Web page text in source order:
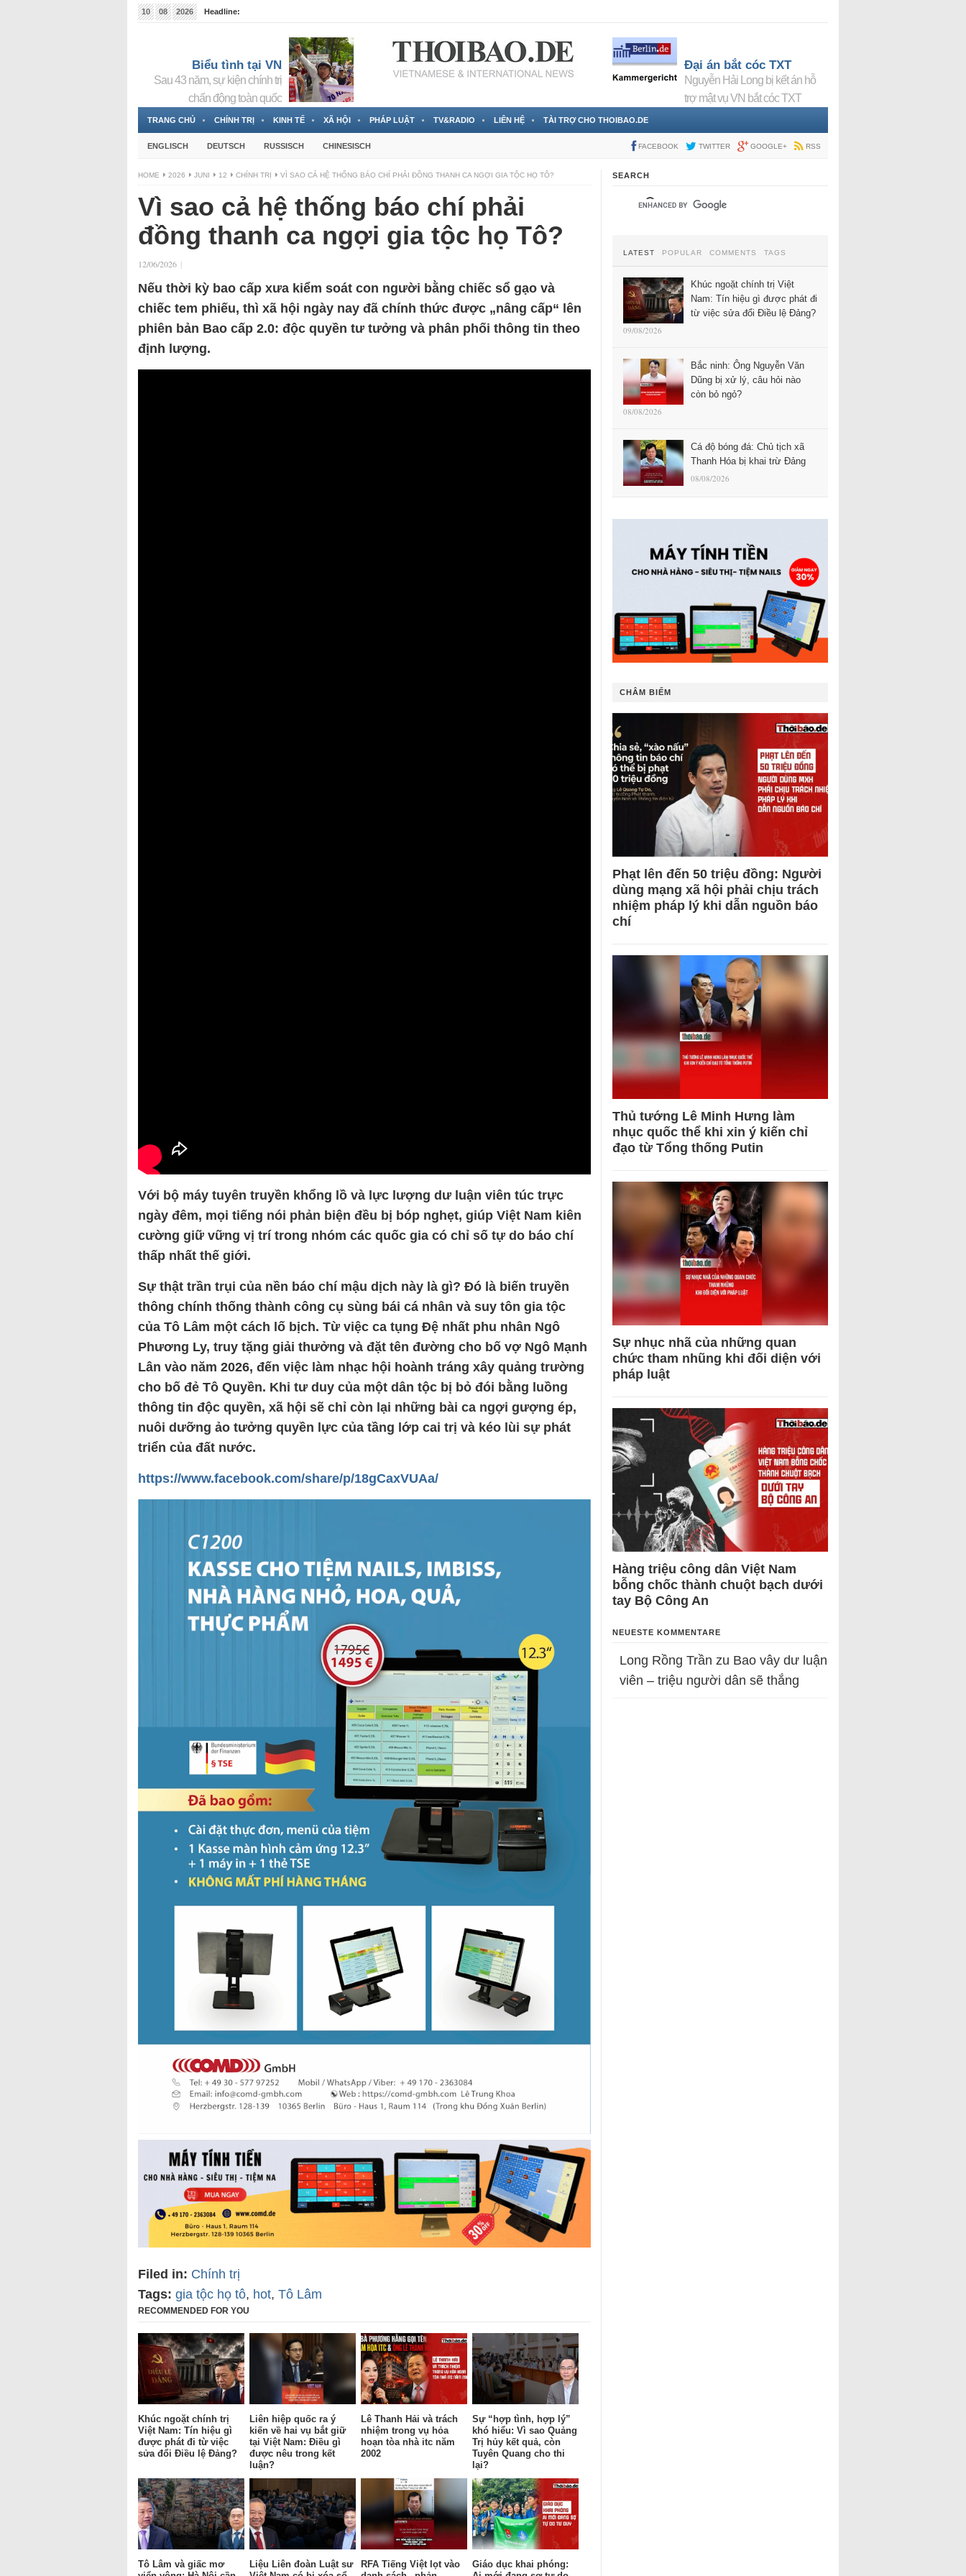
10 08 2026
Headline:
Biểu tình tại VN
Sau 43 năm, sự kiện chính trị
chấn động toàn quốc
Đại án bắt cóc TXT
Nguyễn Hải Long bị kết án hỗ
trợ mật vụ VN bắt cóc TXT
TRANG CHỦ CHÍNH TRỊ KINH TẾ XÃ HỘI PHÁP LUẬT TV&RADIO LIÊN HỆ TÀI TRỢ CHO THOIBAO.DE
ENGLISCH DEUTSCH RUSSISCH CHINESISCH FACEBOOK TWITTER GOOGLE+ RSS
HOME 2026 JUNI 12 CHÍNH TRỊ VÌ SAO CẢ HỆ THỐNG BÁO CHÍ PHẢI ĐỒNG THANH CA NGỢI GIA TỘC HỌ TÔ?
Vì sao cả hệ thống báo chí phải
đồng thanh ca ngợi gia tộc họ Tô?
12/06/2026 |
Nếu thời kỳ bao cấp xưa kiểm soát con người bằng chiếc sổ gạo và
chiếc tem phiếu, thì xã hội ngày nay đã chính thức được „nâng cấp“ lên
phiên bản Bao cấp 2.0: độc quyền tư tưởng và phân phối thông tin theo
định lượng.
Với bộ máy tuyên truyền khổng lồ và lực lượng dư luận viên túc trực
ngày đêm, mọi tiếng nói phản biện đều bị bóp nghẹt, giúp Việt Nam kiên
cường giữ vững vị trí trong nhóm các quốc gia có chỉ số tự do báo chí
thấp nhất thế giới.
Sự thật trần trụi của nền báo chí mậu dịch này là gì? Đó là biến truyền
thông chính thống thành công cụ sùng bái cá nhân và suy tôn gia tộc
của Tô Lâm một cách lố bịch. Từ việc ca tụng Đệ nhất phu nhân Ngô
Phương Ly, truy tặng giải thưởng và đặt tên đường cho bố vợ Ngô Mạnh
Lân vào năm 2026, đến việc làm nhạc hội hoành tráng xây quảng trường
cho bố đẻ Tô Quyền. Khi tư duy của một dân tộc bị bỏ đói bằng luồng
thông tin độc quyền, xã hội sẽ chỉ còn lại những bài ca ngợi gượng ép,
nuôi dưỡng ảo tưởng quyền lực của tầng lớp cai trị và kéo lùi sự phát
triển của đất nước.
https://www.facebook.com/share/p/18gCaxVUAa/
Filed in: Chính trị
Tags: gia tộc họ tô, hot, Tô Lâm
RECOMMENDED FOR YOU
Khúc ngoặt chính trị
Việt Nam: Tín hiệu gì
được phát đi từ việc
sửa đổi Điều lệ Đảng?
Liên hiệp quốc ra ý
kiến về hai vụ bắt giữ
tại Việt Nam: Điều gì
được nêu trong kết
luận?
Lê Thanh Hải và trách
nhiệm trong vụ hỏa
hoạn tòa nhà itc năm
2002
Sự “hợp tình, hợp lý”
khó hiểu: Vì sao Quảng
Trị hủy kết quả, còn
Tuyên Quang cho thi
lại?
Tô Lâm và giấc mơ
Liệu Liên đoàn Luật sư
RFA Tiếng Việt lọt vào
Giáo dục khai phóng:
SEARCH
LATEST POPULAR COMMENTS TAGS
Khúc ngoặt chính trị Việt
Nam: Tín hiệu gì được phát đi
từ việc sửa đổi Điều lệ Đảng?
09/08/2026
Bắc ninh: Ông Nguyễn Văn
Dũng bị xử lý, câu hỏi nào
còn bỏ ngỏ?
08/08/2026
Cá độ bóng đá: Chủ tịch xã
Thanh Hóa bị khai trừ Đảng
08/08/2026
CHÂM BIẾM
Phạt lên đến 50 triệu đồng: Người
dùng mạng xã hội phải chịu trách
nhiệm pháp lý khi dẫn nguồn báo
chí
Thủ tướng Lê Minh Hưng làm
nhục quốc thể khi xin ý kiến chỉ
đạo từ Tổng thống Putin
Sự nhục nhã của những quan
chức tham nhũng khi đối diện với
pháp luật
Hàng triệu công dân Việt Nam
bỗng chốc thành chuột bạch dưới
tay Bộ Công An
NEUESTE KOMMENTARE
Long Rồng Trần zu Bao vây dư luận
viên – triệu người dân sẽ thắng